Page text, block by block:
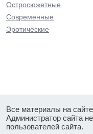
Остросюжетные
Современные
Эротические
Все материалы на
Администратор сайта
пользователей сайта.